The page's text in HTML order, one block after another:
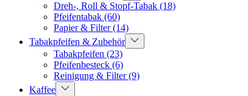
Dreh-, Roll & Stopf-Tabak (18)
Pfeifentabak (60)
Papier & Filter(14)
Tabakpfeifen & Zubehör
Tabakpfeifen (23)
Pfeifenbesteck (6)
Reinigung & Filter(9)
Kaffee